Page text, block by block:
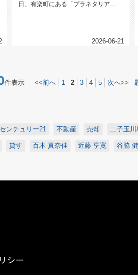
日、有楽町にある「プラネタリア
2026-06-21
件表示 <<前へ 1 2 3 4 5 次へ>>
センチュリー21 不動産 売却 二子玉
貸す 百木 真奈佳 近藤 亨寛 谷脇
シー